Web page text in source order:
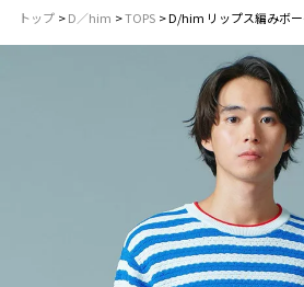
トップ D／him TOPS D/him リップス編みボ